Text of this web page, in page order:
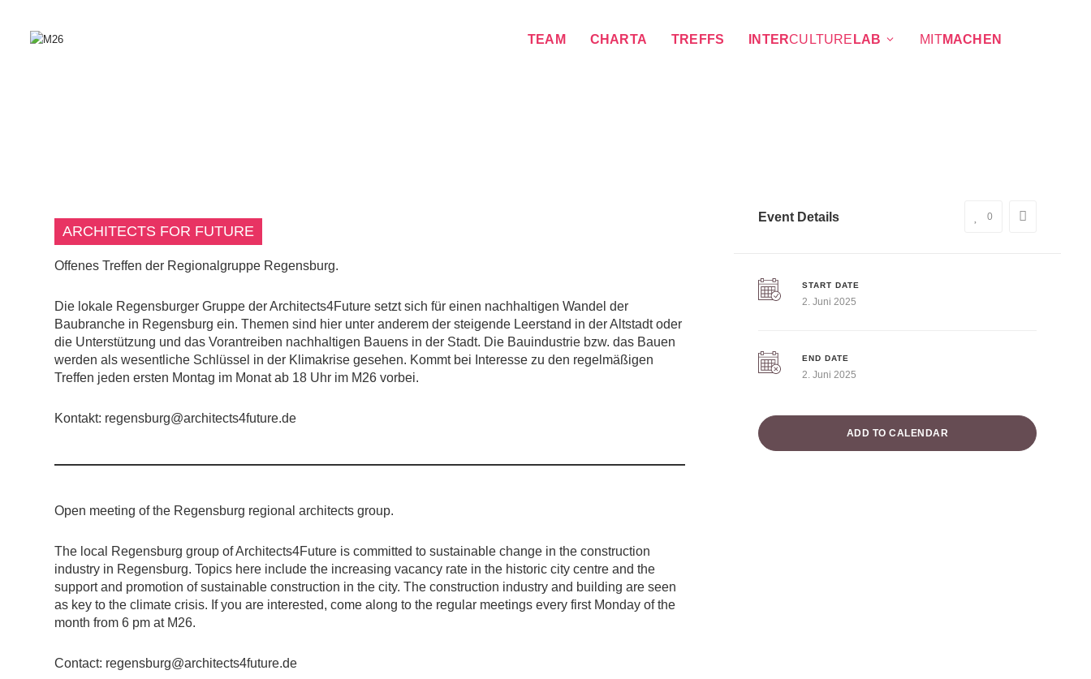
TEAM CHARTA TREFFS INTERCULTURE LAB MITMACHEN
ARCHITECTS FOR FUTURE
Offenes Treffen der Regionalgruppe Regensburg.
Die lokale Regensburger Gruppe der Architects4Future setzt sich für einen nachhaltigen Wandel der
Baubranche in Regensburg ein. Themen sind hier unter anderem der steigende Leerstand in der Altstadt oder
die Unterstützung und das Vorantreiben nachhaltigen Bauens in der Stadt. Die Bauindustrie bzw. das Bauen
werden als wesentliche Schlüssel in der Klimakrise gesehen. Kommt bei Interesse zu den regelmäßigen
Treffen jeden ersten Montag im Monat ab 18 Uhr im M26 vorbei.
Kontakt: regensburg@architects4future.de
Open meeting of the Regensburg regional architects group.
The local Regensburg group of Architects4Future is committed to sustainable change in the construction
industry in Regensburg. Topics here include the increasing vacancy rate in the historic city centre and the
support and promotion of sustainable construction in the city. The construction industry and building are seen
as key to the climate crisis. If you are interested, come along to the regular meetings every first Monday of the
month from 6 pm at M26.
Contact: regensburg@architects4future.de
Event Details 0
START DATE
2. Juni 2025
END DATE
2. Juni 2025
ADD TO CALENDAR